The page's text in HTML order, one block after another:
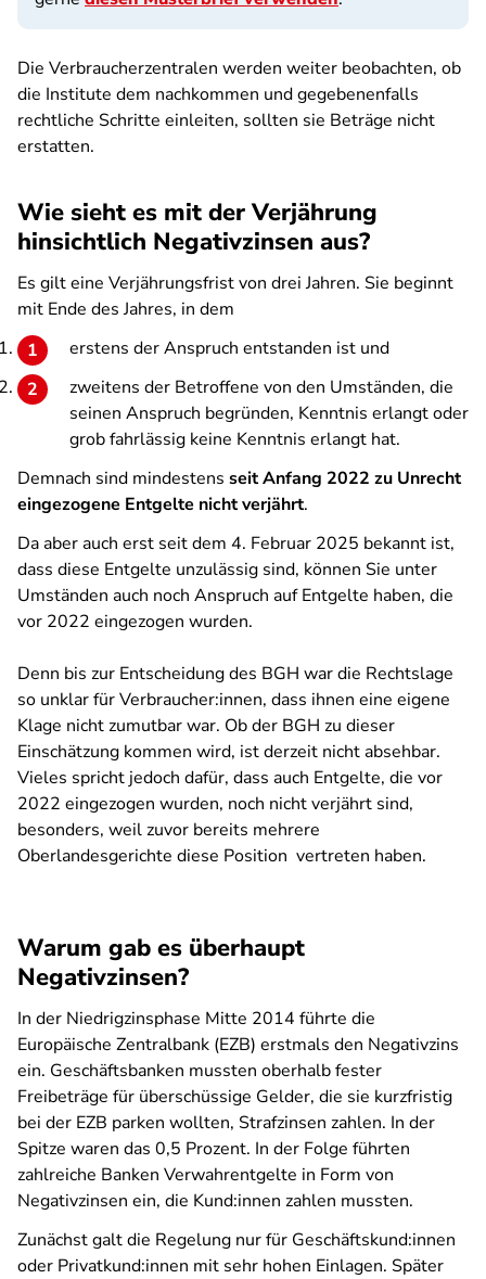
Die Verbraucherzentralen werden weiter beobachten, ob
die Institute dem nachkommen und gegebenenfalls
rechtliche Schritte einleiten, sollten sie Beträge nicht
erstatten.
Wie sieht es mit der Verjährung
hinsichtlich Negativzinsen aus?
Es gilt eine Verjährungsfrist von drei Jahren. Sie beginnt
mit Ende des Jahres, in dem
erstens der Anspruch entstanden ist und
zweitens der Betroffene von den Umständen, die
seinen Anspruch begründen, Kenntnis erlangt oder
grob fahrlässig keine Kenntnis erlangt hat.
Demnach sind mindestens seit Anfang 2022 zu Unrecht
eingezogene Entgelte nicht verjährt.
Da aber auch erst seit dem 4. Februar 2025 bekannt ist,
dass diese Entgelte unzulässig sind, können Sie unter
Umständen auch noch Anspruch auf Entgelte haben, die
vor 2022 eingezogen wurden.
Denn bis zur Entscheidung des BGH war die Rechtslage
so unklar für Verbraucher:innen, dass ihnen eine eigene
Klage nicht zumutbar war. Ob der BGH zu dieser
Einschätzung kommen wird, ist derzeit nicht absehbar.
Vieles spricht jedoch dafür, dass auch Entgelte, die vor
2022 eingezogen wurden, noch nicht verjährt sind,
besonders, weil zuvor bereits mehrere
Oberlandesgerichte diese Position vertreten haben.
Warum gab es überhaupt
Negativzinsen?
In der Niedrigzinsphase Mitte 2014 führte die
Europäische Zentralbank (EZB) erstmals den Negativzins
ein. Geschäftsbanken mussten oberhalb fester
Freibeträge für überschüssige Gelder, die sie kurzfristig
bei der EZB parken wollten, Strafzinsen zahlen. In der
Spitze waren das 0,5 Prozent. In der Folge führten
zahlreiche Banken Verwahrentgelte in Form von
Negativzinsen ein, die Kund:innen zahlen mussten.
Zunächst galt die Regelung nur für Geschäftskund:innen
oder Privatkund:innen mit sehr hohen Einlagen. Später